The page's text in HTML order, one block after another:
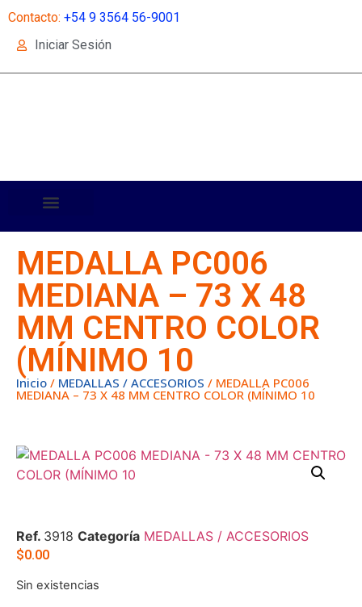
Contacto: +54 9 3564 56-9001
Iniciar Sesión
MEDALLA PC006
MEDIANA – 73 X 48
MM CENTRO COLOR
(MÍNIMO 10
Inicio / MEDALLAS / ACCESORIOS / MEDALLA PC006
MEDIANA – 73 X 48 MM CENTRO COLOR (MÍNIMO 10
Ref. 3918 Categoría MEDALLAS / ACCESORIOS
$0.00
Sin existencias